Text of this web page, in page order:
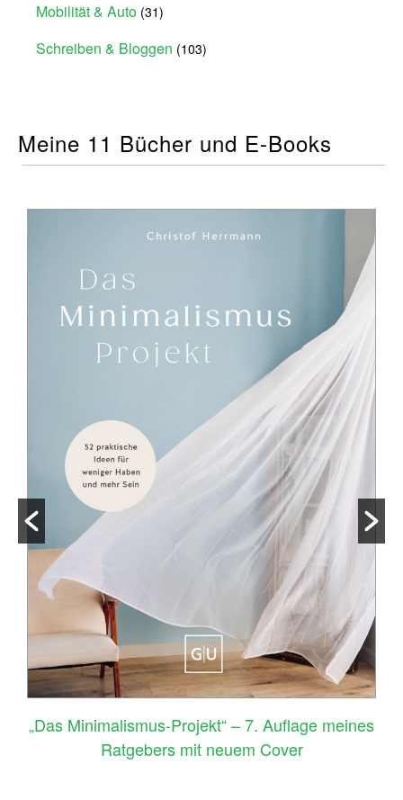
Mobilität & Auto (31)
Schreiben & Bloggen (103)
Meine 11 Bücher und E-Books
„Das Minimalismus-Projekt“ – 7. Auflage meines
Ratgebers mit neuem Cover